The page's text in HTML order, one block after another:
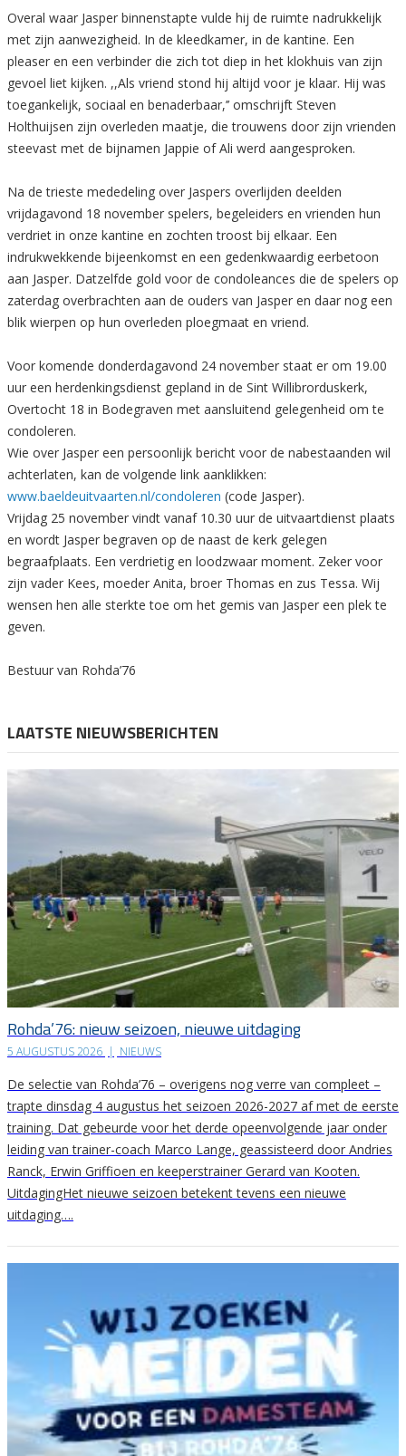
Overal waar Jasper binnenstapte vulde hij de ruimte nadrukkelijk
met zijn aanwezigheid. In de kleedkamer, in de kantine. Een
pleaser en een verbinder die zich tot diep in het klokhuis van zijn
gevoel liet kijken. ,,Als vriend stond hij altijd voor je klaar. Hij was
toegankelijk, sociaal en benaderbaar,’’ omschrijft Steven
Holthuijsen zijn overleden maatje, die trouwens door zijn vrienden
steevast met de bijnamen Jappie of Ali werd aangesproken.
Na de trieste mededeling over Jaspers overlijden deelden
vrijdagavond 18 november spelers, begeleiders en vrienden hun
verdriet in onze kantine en zochten troost bij elkaar. Een
indrukwekkende bijeenkomst en een gedenkwaardig eerbetoon
aan Jasper. Datzelfde gold voor de condoleances die de spelers op
zaterdag overbrachten aan de ouders van Jasper en daar nog een
blik wierpen op hun overleden ploegmaat en vriend.
Voor komende donderdagavond 24 november staat er om 19.00
uur een herdenkingsdienst gepland in de Sint Willibrorduskerk,
Overtocht 18 in Bodegraven met aansluitend gelegenheid om te
condoleren.
Wie over Jasper een persoonlijk bericht voor de nabestaanden wil
achterlaten, kan de volgende link aanklikken:
www.baeldeuitvaarten.nl/condoleren (code Jasper).
Vrijdag 25 november vindt vanaf 10.30 uur de uitvaartdienst plaats
en wordt Jasper begraven op de naast de kerk gelegen
begraafplaats. Een verdrietig en loodzwaar moment. Zeker voor
zijn vader Kees, moeder Anita, broer Thomas en zus Tessa. Wij
wensen hen alle sterkte toe om het gemis van Jasper een plek te
geven.
Bestuur van Rohda’76
LAATSTE NIEUWSBERICHTEN
Rohda’76: nieuw seizoen, nieuwe uitdaging
5 AUGUSTUS 2026 | NIEUWS
De selectie van Rohda’76 – overigens nog verre van compleet –
trapte dinsdag 4 augustus het seizoen 2026-2027 af met de eerste
training. Dat gebeurde voor het derde opeenvolgende jaar onder
leiding van trainer-coach Marco Lange, geassisteerd door Andries
Ranck, Erwin Griffioen en keeperstrainer Gerard van Kooten.
UitdagingHet nieuwe seizoen betekent tevens een nieuwe
uitdaging….